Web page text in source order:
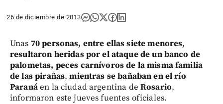
26 de diciembre de 2013
Unas 70 personas, entre ellas siete menores,
resultaron heridas por el ataque de un banco de
palometas, peces carnívoros de la misma familia
de las pirañas,mientras se bañaban en el río
Paranáen la ciudad argentina de Rosario,
informaron este jueves fuentes oficiales.